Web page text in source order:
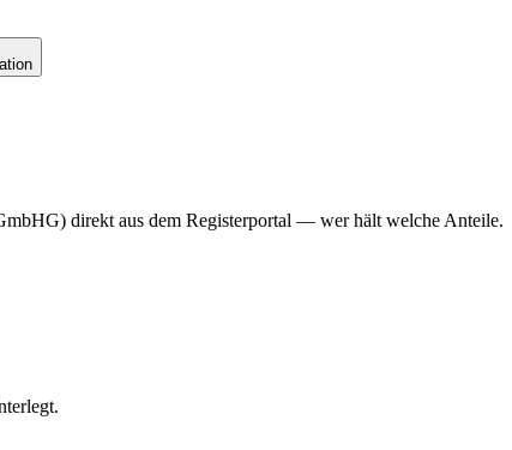
direkt aus dem Registerportal — wer hält welche Anteile.